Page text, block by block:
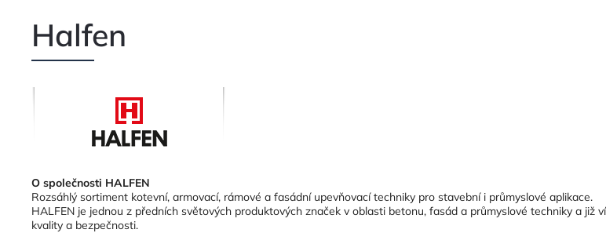
Halfen
O společnosti HALFEN
Rozsáhlý sortiment kotevní, armovací, rámové a fasádní upevňovací techniky pro stavební i průmyslové aplikace.
HALFEN je jednou z předních světových produktových značek v oblasti betonu, fasád a průmyslové techniky a již
kvality a bezpečnosti.